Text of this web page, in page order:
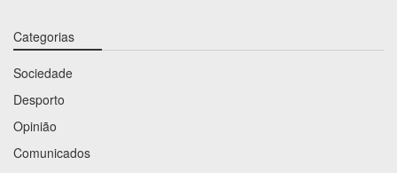
Categorias
Sociedade
Desporto
Opinião
Comunicados